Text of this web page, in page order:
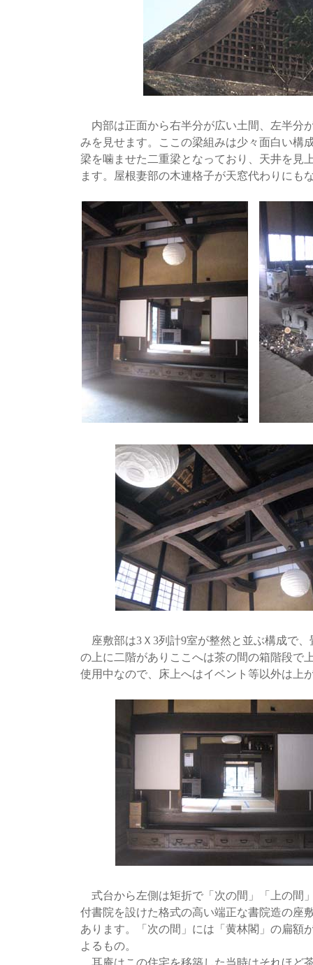
内部は正面から右半分が広い土間、左半分
みを見せます。ここの梁組みは少々面白い構
梁を噛ませた二重梁となっており、天井を見
ます。屋根妻部の木連格子が天窓代わりにも
座敷部は3Ｘ3列計9室が整然と並ぶ構成で
の上に二階がありここへは茶の間の箱階段で
使用中なので、床上へはイベント等以外は上
式台から左側は矩折で「次の間」「上の間
付書院を設けた格式の高い端正な書院造の座
あります。「次の間」には「黄林閣」の扁額
よるもの。
耳庵はこの住宅を移築した当時はそれほど